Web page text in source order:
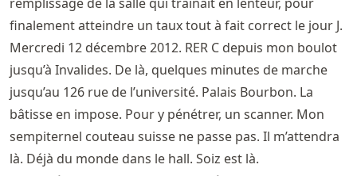
finalement atteindre un taux tout à fait correct le jour J.
Mercredi 12 décembre 2012. RER C depuis mon boulot
jusqu’à Invalides. De là, quelques minutes de marche
jusqu’au 126 rue de l’université. Palais Bourbon. La
bâtisse en impose. Pour y pénétrer, un scanner. Mon
sempiternel couteau suisse ne passe pas. Il m’attendra
là. Déjà du monde dans le hall. Soiz est là.